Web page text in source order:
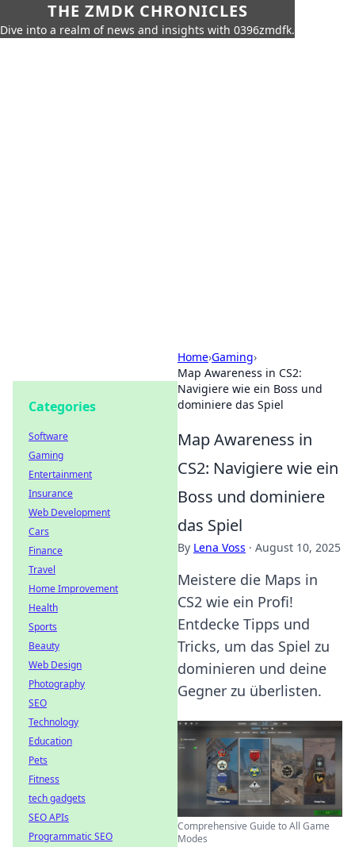
THE ZMDK CHRONICLES
Dive into a realm of news and insights with 0396zmdfk.
Home›Gaming›
Map Awareness in CS2:
Navigiere wie ein Boss und
dominiere das Spiel
Map Awareness in
CS2: Navigiere wie ein
Boss und dominiere
das Spiel
By Lena Voss · August 10, 2025
Meistere die Maps in
CS2 wie ein Profi!
Entdecke Tipps und
Tricks, um das Spiel zu
dominieren und deine
Gegner zu überlisten.
Comprehensive Guide to All Game
Modes
Categories
Software
Gaming
Entertainment
Insurance
Web Development
Cars
Finance
Travel
Home Improvement
Health
Sports
Beauty
Web Design
Photography
SEO
Technology
Education
Pets
Fitness
tech gadgets
SEO APIs
Programmatic SEO